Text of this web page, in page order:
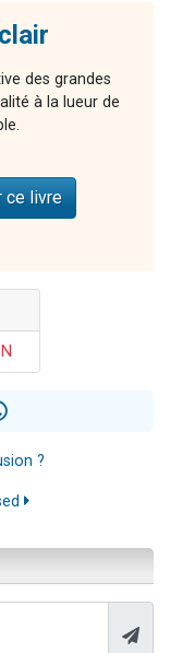
des grandes
à la lueur de
ce livre
?